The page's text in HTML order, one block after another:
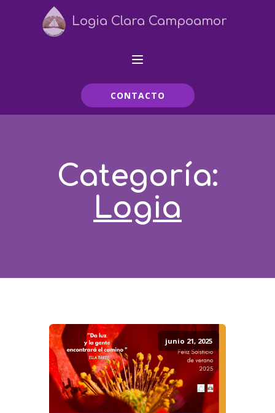
Logia Clara Campoamor
CONTACTO
Categoría:
Logia
junio 21, 2025